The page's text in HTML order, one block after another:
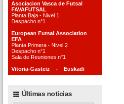
Asociacion Vasca de Futsal
FAVAFUTSAL
Planta Baja - Nivel 1
Despacho n°1
European Futsal Association
EFA
Planta Primera - Nivel 2
Despacho n°1
Sala de Reuniones n°1
Vitoria-Gasteiz - Euskadi
Últimas noticias